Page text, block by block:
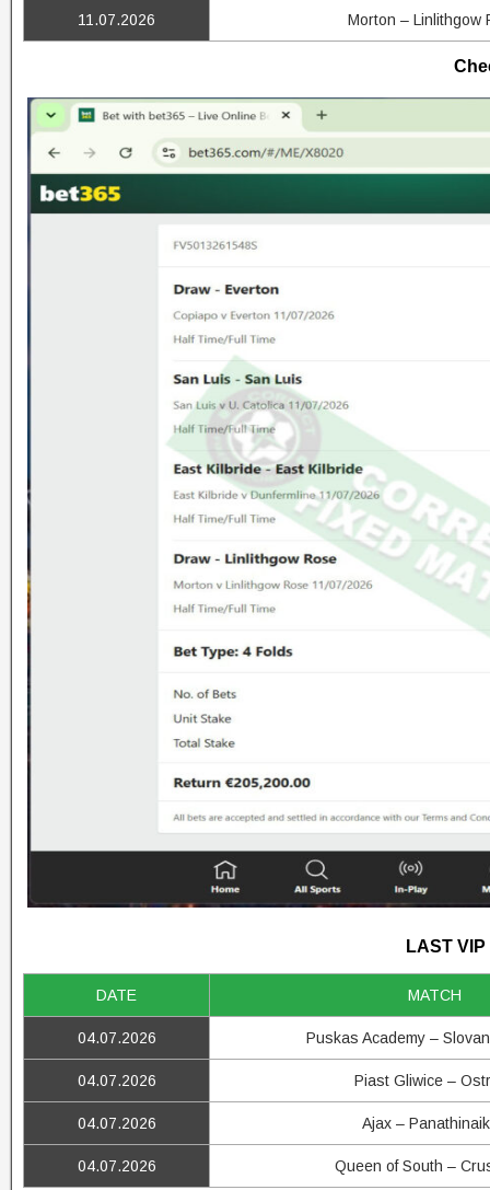
11.07.2026 Morton – Linlithgow
LAST
DATE MATCH
04.07.2026 Puskas Academy –
04.07.2026 Piast Gliwice –
04.07.2026 Ajax –
04.07.2026 Queen of South –